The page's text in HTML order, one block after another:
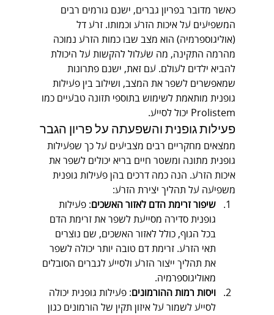
כאשר מדובר בפריון גברים, ישנם גורמים רבים
המשפיעים על איכות הזרע וכמותו. זרע דל
(אוליגוספרמיה) הוא מצב שבו כמות הזרע נמוכה
מהרמה התקינה, מה שעלול להקשות על היכולת
להביא ילדים לעולם. עם זאת, ישנם פתרונות
שמאפשרים לשפר את המצב, ושילוב בין פעילות
גופנית מותאמת לשימוש בתוספי תזונה טבעיים כמו
Prolistem יכול לסייע.
פעילות גופנית והשפעתה על פריון הגבר
ממצאים מחקריים רבים מצביעים על כך שפעילות
גופנית מתונה ומשטר חיים בריא יכולים לשפר את
איכות הזרע. הנה כמה דרכים בהן פעילות גופנית
משפיעה על תהליך יצירת הזרע:
שיפור זרימת הדם לאזור האשכים: פעילות
גופנית סדירה מסייעת לשפר את זרימת הדם
בכל הגוף, כולל לאזור האשכים, שם נוצרים
תאי הזרע. זרימת דם טובה יותר יכולה לשפר
את תהליך ייצור הזרע ולסייע לגברים הסובלים
מאוליגוספרמיה.
ויסות רמות ההורמונים: פעילות גופנית יכולה
לסייע לשמור על איזון תקין של הורמונים כגון